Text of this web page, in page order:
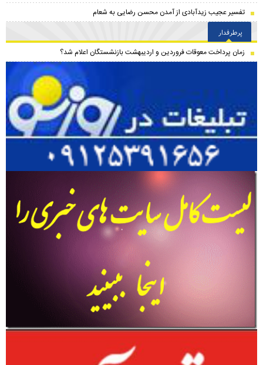
تفسیر عجیب زیدآبادی از آمدن محسن رضایی به شعام
پرطرفدار
زمان پرداخت معوقات فروردین و اردیبهشت بازنشستگان اعلام شد؟